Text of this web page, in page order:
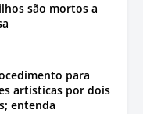
são mortos a
para
artísticas por dois
entenda